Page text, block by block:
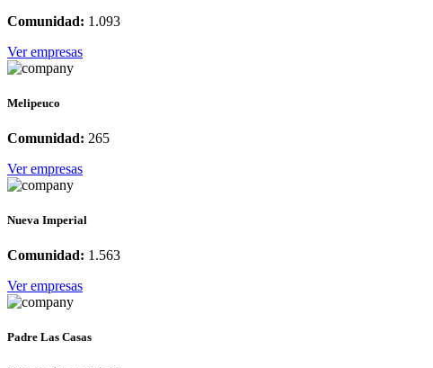
Comunidad: 1.093
Ver empresas
Melipeuco
Comunidad: 265
Ver empresas
Nueva Imperial
Comunidad: 1.563
Ver empresas
Padre Las Casas